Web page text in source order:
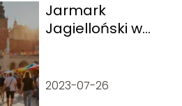
Jarmark
Jagielloński w
program, historia
2023-07-26